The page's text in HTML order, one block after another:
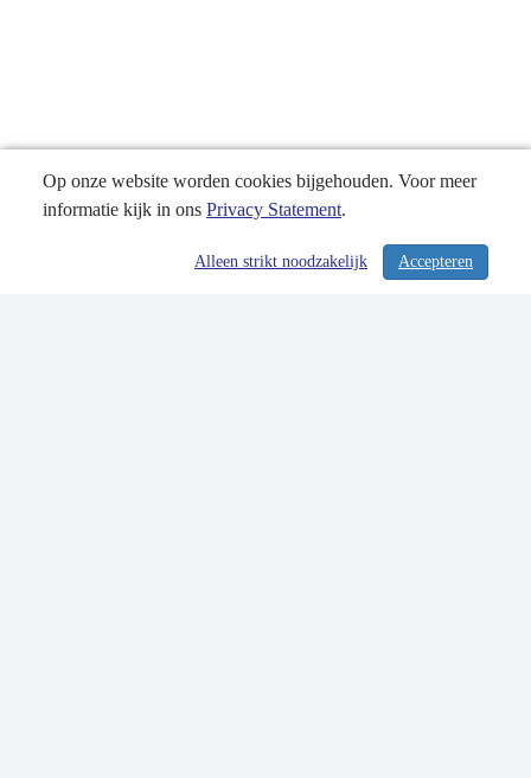
/ 309
Op onze website worden cookies bijgehouden. Voor meer
informatie kijk in ons Privacy Statement.
Accepteren
Alleen strikt noodzakelijk